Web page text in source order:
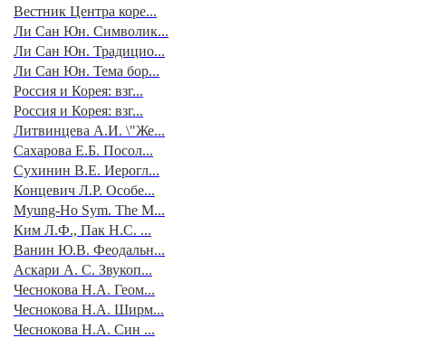
Вестник Центра коре...
Ли Сан Юн. Символик...
Ли Сан Юн. Традицио...
Ли Сан Юн. Тема бор...
Россия и Корея: взг...
Россия и Корея: взг...
Литвинцева А.И. \"Же...
Сахарова Е.Б. Посол...
Сухинин В.Е. Иерогл...
Концевич Л.Р. Особе...
Myung-Ho Sym. The M...
Ким Л.Ф., Пак Н.С. ...
Ванин Ю.В. Феодальн...
Аскари А. С. Звукоп...
Чеснокова Н.А. Геом...
Чеснокова Н.А. Ширм...
Чеснокова Н.А. Син ...